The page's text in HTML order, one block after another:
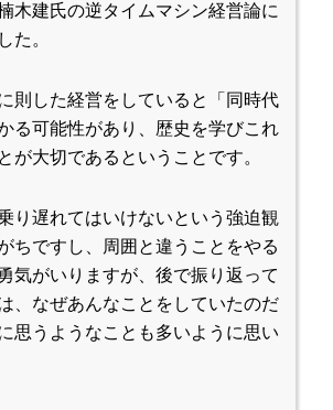
木建氏の逆タイムマシン経営論に
た。
則した経営をしていると「同時代
る可能性があり、歴史を学びこれ
が大切であるということです。
り遅れてはいけないという強迫観
ちですし、周囲と違うことをやる
気がいりますが、後で振り返って
、なぜあんなことをしていたのだ
思うようなことも多いように思い